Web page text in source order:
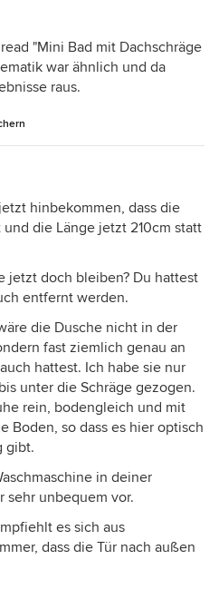
"Mini Bad mit Dachschräge
war ähnlich und da
raus.
hinbekommen, dass die
die Länge jetzt 210cm statt
jetzt doch bleiben? Du hattest
entfernt werden.
die Dusche nicht in der
fast ziemlich genau an
hattest. Ich habe sie nur
unter die Schräge gezogen.
rein, bodengleich und mit
Boden, so dass es hier optisch
gibt.
in deiner
sehr unbequem vor.
es sich aus
dass die Tür nach außen